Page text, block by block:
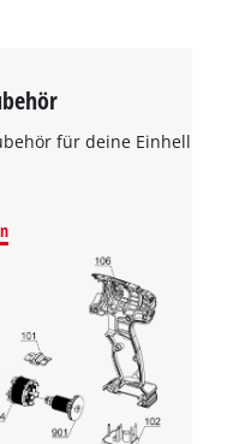
für deine Einhell